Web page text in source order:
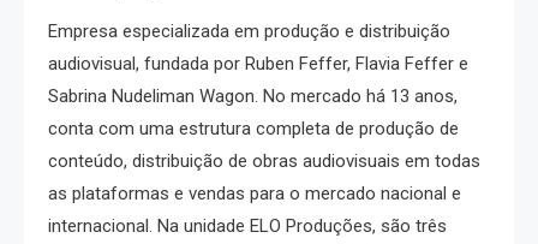
Empresa especializada em produção e distribuição
audiovisual, fundada por Ruben Feffer, Flavia Feffer e
Sabrina Nudeliman Wagon. No mercado há 13 anos,
conta com uma estrutura completa de produção de
conteúdo, distribuição de obras audiovisuais em todas
as plataformas e vendas para o mercado nacional e
internacional. Na unidade ELO Produções, são três